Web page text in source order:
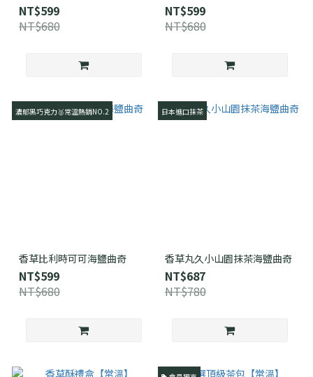
NT$599
NT$680
NT$599
NT$680
濃郁黑巧克力🥈常溫熱銷NO.2
香草比利時可可海鹽曲奇
NT$599
NT$680
日本進口抹茶
香草丸久小山園抹茶海鹽曲奇
NT$687
NT$780